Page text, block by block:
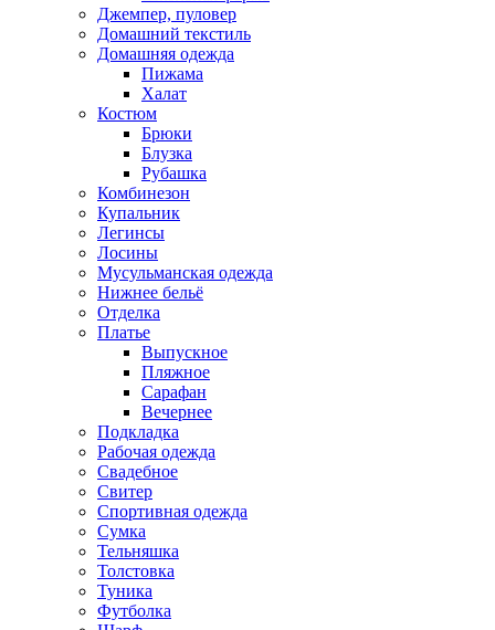
Джемпер, пуловер
Домашний текстиль
Домашняя одежда
Пижама
Халат
Костюм
Брюки
Блузка
Рубашка
Комбинезон
Купальник
Легинсы
Лосины
Мусульманская одежда
Нижнее бельё
Отделка
Платье
Выпускное
Пляжное
Сарафан
Вечернее
Подкладка
Рабочая одежда
Свадебное
Свитер
Спортивная одежда
Сумка
Тельняшка
Толстовка
Туника
Футболка